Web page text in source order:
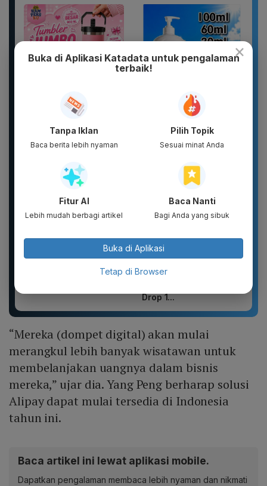
Botol Gelas Minum
Lucu Vacuum Flask
Stainless TUMBLER
900ML Coffee...
WHITE INC Alpha Glow
White Body Lotion
Whitening &
Moisturizing |...
Sandal unisex trendi,
sandal pria terbaru.
DXPRO - Jersey Reguler
HUT RI Kemerdekaan
Drop 1...
“Mereka (dompet digital) akan mulai
merangkul lebih banyak wisatawan untuk
membelanjakan uangnya dalam bisnis
mereka,” ujar dia. Yang Peng berharap solusi
Alipay dapat mulai tersedia di Indonesia
tahun ini.
Baca artikel ini lewat aplikasi mobile.
Dapatkan pengalaman membaca lebih nyaman dan nikmati
×
Buka di Aplikasi Katadata untuk pengalaman
terbaik!
Tanpa Iklan
Baca berita lebih nyaman
Pilih Topik
Sesuai minat Anda
Fitur AI
Lebih mudah berbagi artikel
Baca Nanti
Bagi Anda yang sibuk
Buka di Aplikasi
Tetap di Browser